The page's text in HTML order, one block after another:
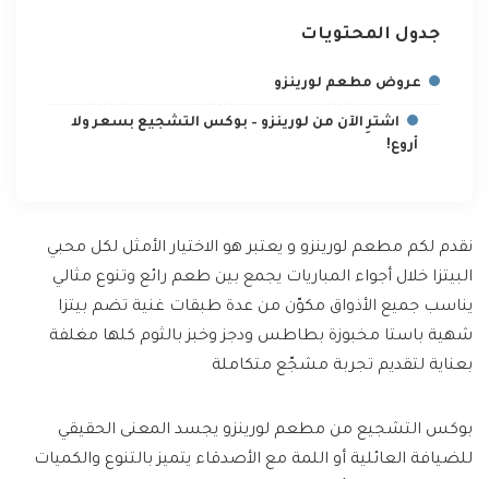
جدول المحتويات
عروض مطعم لورينزو
اشترِ الآن من لورينزو – بوكس التشجيع بسعر ولا
أروع!
نقدم لكم مطعم لورينزو و يعتبر هو الاختيار الأمثل لكل محبي
البيتزا خلال أجواء المباريات يجمع بين طعم رائع وتنوع مثالي
يناسب جميع الأذواق مكوّن من عدة طبقات غنية تضم بيتزا
شهية باستا مخبوزة بطاطس ودجز وخبز بالثوم كلها مغلفة
بعناية لتقديم تجربة مشجّع متكاملة
بوكس التشجيع من مطعم لورينزو يجسد المعنى الحقيقي
للضيافة العائلية أو اللمة مع الأصدقاء يتميز بالتنوع والكميات